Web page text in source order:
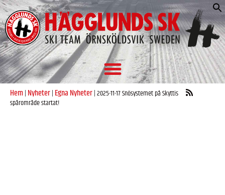
Hem| Nyheter| Egna Nyheter|2025-11-17 Snösystemet på Skyttis
spårområde startat!